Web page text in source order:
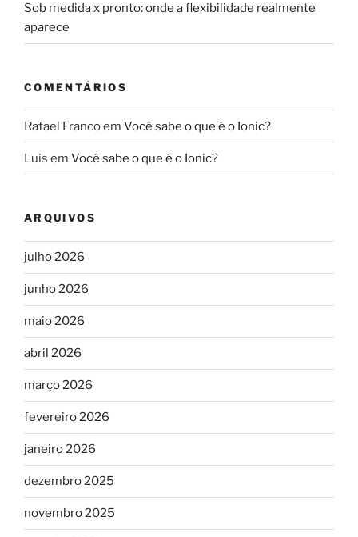
Sob medida x pronto: onde a flexibilidade realmente
aparece
COMENTÁRIOS
Rafael Francoem Você sabe o que é o Ionic?
Luis em Você sabe o que é o Ionic?
ARQUIVOS
julho 2026
junho 2026
maio 2026
abril 2026
março 2026
fevereiro 2026
janeiro 2026
dezembro 2025
novembro 2025